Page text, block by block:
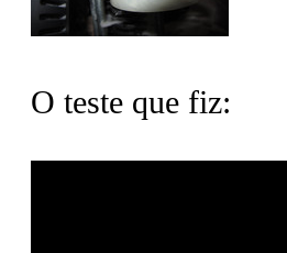
O teste que fiz: